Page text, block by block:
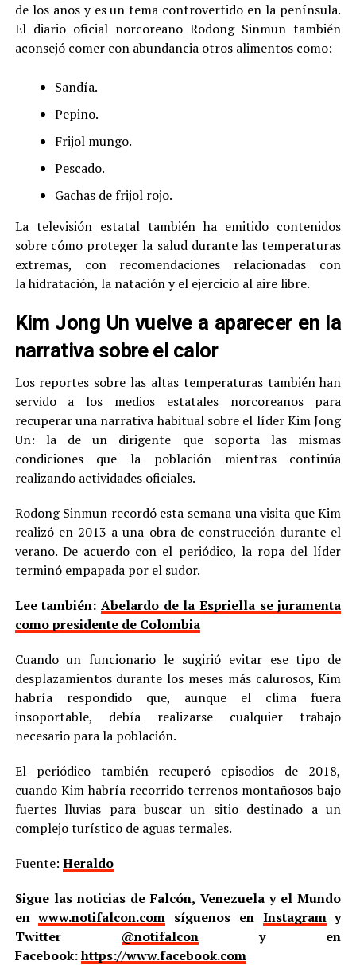
de los años y es un tema controvertido en la península.
El diario oficial norcoreano Rodong Sinmun también
aconsejó comer con abundancia otros alimentos como:
Sandía.
Pepino.
Frijol mungo.
Pescado.
Gachas de frijol rojo.
La televisión estatal también ha emitido contenidos
sobre cómo proteger la salud durante las temperaturas
extremas, con recomendaciones relacionadas con
la hidratación, la natación y el ejercicio al aire libre.
Kim Jong Un vuelve a aparecer en la
narrativa sobre el calor
Los reportes sobre las altas temperaturas también han
servido a los medios estatales norcoreanos para
recuperar una narrativa habitual sobre el líder Kim Jong
Un: la de un dirigente que soporta las mismas
condiciones que la población mientras continúa
realizando actividades oficiales.
Rodong Sinmun recordó esta semana una visita que Kim
realizó en 2013 a una obra de construcción durante el
verano. De acuerdo con el periódico, la ropa del líder
terminó empapada por el sudor.
Lee también: Abelardo de la Espriella se juramenta
como presidente de Colombia
Cuando un funcionario le sugirió evitar ese tipo de
desplazamientos durante los meses más calurosos, Kim
habría respondido que, aunque el clima fuera
insoportable, debía realizarse cualquier trabajo
necesario para la población.
El periódico también recuperó episodios de 2018,
cuando Kim habría recorrido terrenos montañosos bajo
fuertes lluvias para buscar un sitio destinado a un
complejo turístico de aguas termales.
Fuente: Heraldo
Sigue las noticias de Falcón, Venezuela y el Mundo
enwww.notifalcon.com síguenos en Instagramy
Twitter @notifalcony en
Facebook:https://www.facebook.com